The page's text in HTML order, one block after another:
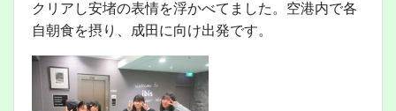
クリアし安堵の表情を浮かべてました。空港内で各
自朝食を摂り、成田に向け出発です。